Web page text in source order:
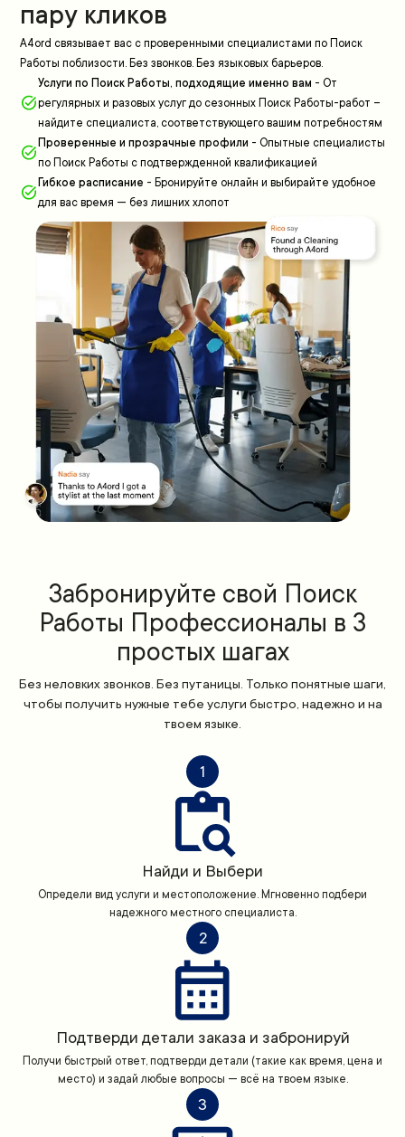
пару кликов
A4ord связывает вас с проверенными специалистами по Поиск
Работы поблизости. Без звонков. Без языковых барьеров.
Услуги по Поиск Работы, подходящие именно вам - От
регулярных и разовых услуг до сезонных Поиск Работы-работ –
найдите специалиста, соответствующего вашим потребностям
Проверенные и прозрачные профили - Опытные специалисты
по Поиск Работы с подтвержденной квалификацией
Гибкое расписание - Бронируйте онлайн и выбирайте удобное
для вас время — без лишних хлопот
Забронируйте свой Поиск
Работы Профессионалы в 3
простых шагах
Без неловких звонков. Без путаницы. Только понятные шаги,
чтобы получить нужные тебе услуги быстро, надежно и на
твоем языке.
1
Найди и Выбери
Определи вид услуги и местоположение. Мгновенно подбери
надежного местного специалиста.
2
Подтверди детали заказа и забронируй
Получи быстрый ответ, подтверди детали (такие как время, цена и
место) и задай любые вопросы — всё на твоем языке.
3